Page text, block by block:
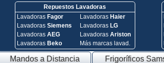
Repuestos Lavadoras
Lavadoras Fagor
Lavadoras Siemens
Lavadoras AEG
Lavadoras Beko
Lavadoras Haier
Lavadoras LG
Lavadoras Ariston
Más marcas lavad.
Mandos a Distancia Frigoríficos